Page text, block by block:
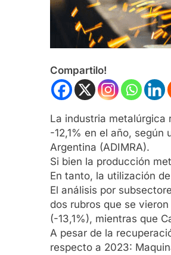
Compartilo!
La industria metalúrgica
-12,1% en el año,
Argentina (ADIMRA).
Si bien la producción
En tanto, la utilización
El análisis por
dos rubros que se
(-13,1%), mientras que
A pesar de la
respecto a 2023: